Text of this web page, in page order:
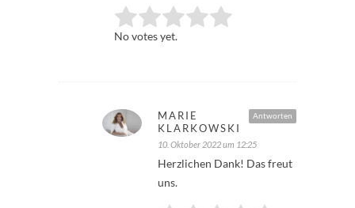
Rate this item: Submit Rating
No votes yet.
Antworten
MARIE
KLARKOWSKI
10. Oktober 2022 um 12:25
Herzlichen Dank! Das freut
uns.